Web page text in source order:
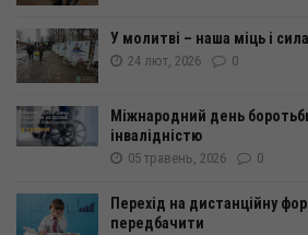
У молитві – наша міць і
24 лют, 2026 0
Міжнародний день
інвалідністю
05 травень, 2026 0
Перехід на дистанційну
передбачити